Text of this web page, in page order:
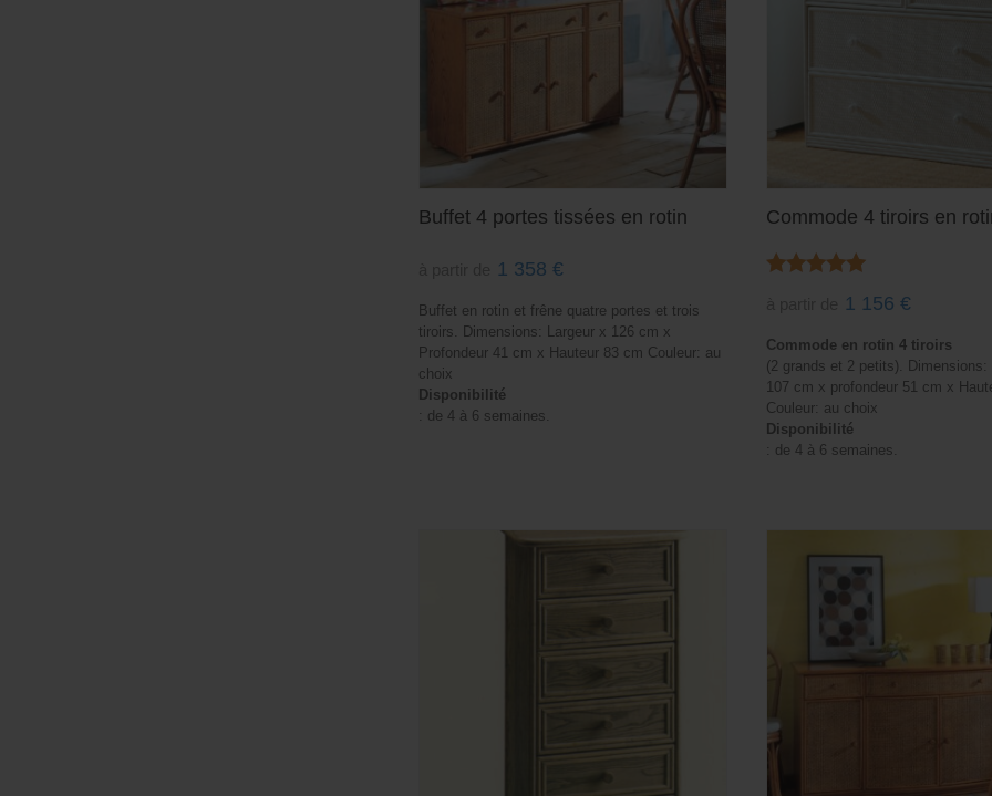
Buffet 4 portes tissées en rotin
1 358 €
Buffet en rotin et frêne quatre portes et trois
tiroirs. Dimensions: Largeur x 126 cm x
Profondeur 41 cm x Hauteur 83 cm Couleur: au
choix
Disponibilité
: de 4 à 6 semaines.
Commode 4 tiroirs en
1 156 €
Commode en rotin 4 tiroirs
(2 grands et 2 petits). Dimensions:
107 cm x profondeur 51 cm x
Couleur: au choix
Disponibilité
: de 4 à 6 semaines.